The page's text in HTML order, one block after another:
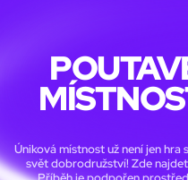
Úniková místnost už není jen hra
svět dobrodružství! Zde